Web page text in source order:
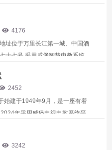
年升为正县级，受衡阳市司
场所由衡南县云集镇整体搬迁
4176
址位于万里长江第一城、中国酒
十七号 采用威堡智慧电教系统 ,
2452
始建于1949年9月，是一座有着
年采用威堡电视电教系统平
音广播、远程控制等功能。 ,
3242